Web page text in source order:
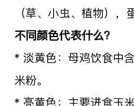
（草、小虫、植物），
不同颜色代表什么？
* 淡黄色：母鸡饮食中
米粉。
* 亮黄色：主要进食玉米